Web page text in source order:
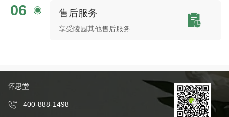
06 售后服务
享受陵园其他售后服务
怀思堂
400-888-1498